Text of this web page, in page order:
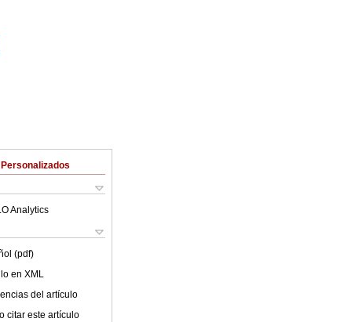
Analytics
(pdf)
en XML
del artículo
citar este artículo